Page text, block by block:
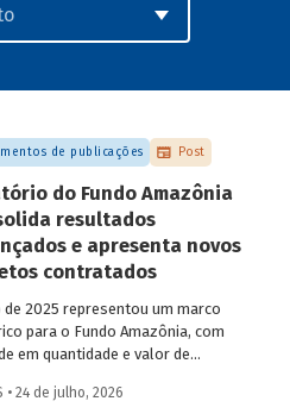
de publicações Post
do Fundo Amazônia
resultados
e apresenta novos
contratados
de 2025 representou um marco
para o Fundo Amazônia, com
em quantidade e valor de
foram 22 operações
• 24 de julho, 2026